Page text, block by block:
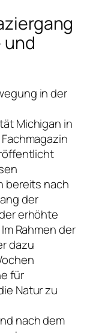
und
in der
Michigan in
bereits nach
der
erhöhte
Rahmen der
dazu
für
Natur zu
nach dem